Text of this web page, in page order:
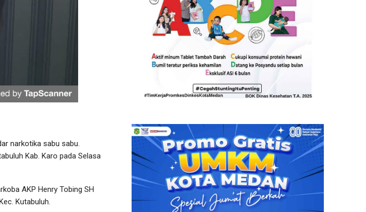
narkotika sabu sabu.
Kab. Karo pada Selasa
AKP Henry Tobing SH
Kutabuluh.